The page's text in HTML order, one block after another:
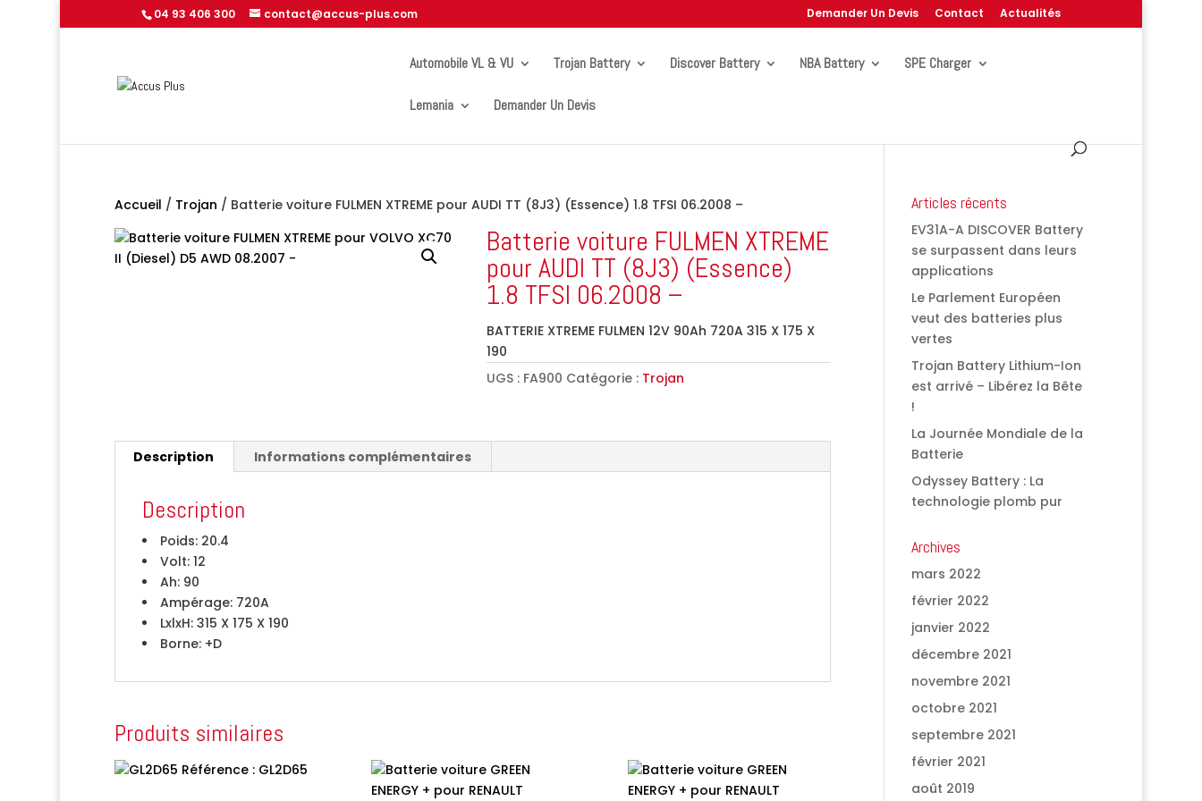
04 93 406 300 contact@accus-plus.com Demander Un Devis Contact Actualités
Automobile VL & VU Trojan Battery Discover Battery NBA Battery SPE Charger
Lemania Demander Un Devis
Accueil / Trojan / Batterie voiture FULMEN XTREME pour AUDI TT (8J3) (Essence) 1.8 TFSI 06.2008 –
Batterie voiture FULMEN XTREME
pour AUDI TT (8J3) (Essence)
1.8 TFSI 06.2008 –
BATTERIE XTREME FULMEN 12V 90Ah 720A 315 X 175 X
190
UGS : FA900 Catégorie : Trojan
Description Informations complémentaires
Description
Poids:20.4
Volt:12
Ah:90
Ampérage:720A
LxlxH:315 X 175 X 190
Borne:+D
Produits similaires
Articles récents
EV31A-A DISCOVER Battery
se surpassent dans leurs
applications
Le Parlement Européen
veut des batteries plus
vertes
Trojan Battery Lithium-Ion
est arrivé – Libérez la Bête
!
La Journée Mondiale de la
Batterie
Odyssey Battery : La
technologie plomb pur
Archives
mars 2022
février 2022
janvier 2022
décembre 2021
novembre 2021
octobre 2021
septembre 2021
février 2021
août 2019